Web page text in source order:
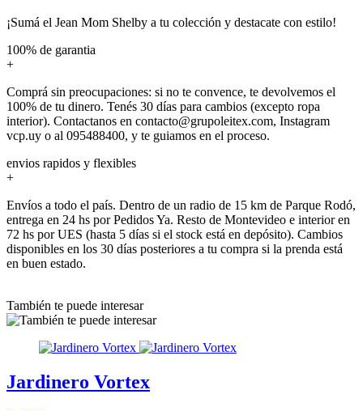
¡Sumá el Jean Mom Shelby a tu colección y destacate con estilo!
100% de garantia
+
Comprá sin preocupaciones: si no te convence, te devolvemos el
100% de tu dinero. Tenés 30 días para cambios (excepto ropa
interior). Contactanos en contacto@grupoleitex.com, Instagram
vcp.uy o al 095488400, y te guiamos en el proceso.
envios rapidos y flexibles
+
Envíos a todo el país. Dentro de un radio de 15 km de Parque Rodó,
entrega en 24 hs por Pedidos Ya. Resto de Montevideo e interior en
72 hs por UES (hasta 5 días si el stock está en depósito). Cambios
disponibles en los 30 días posteriores a tu compra si la prenda está
en buen estado.
También te puede interesar
Jardinero Vortex